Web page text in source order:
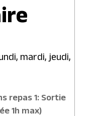
mardi, jeudi,
repas 1: Sortie
1h max)